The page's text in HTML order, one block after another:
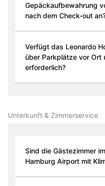
Gepäckaufbewahrung
nach dem Check-out
Verfügt das Leonardo
über Parkplätze vor Ort
erforderlich?
Unterkunft & Zimmer­service
Sind die Gästezimmer
Hamburg Airport mit